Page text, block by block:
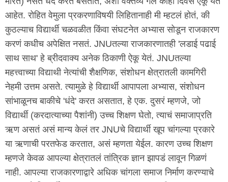
आहेत. रोहित वेमुला प्रकरणाविषयी लिहितानाही मी म्हटलं होतं, की
कुठल्याच विद्यार्थी चळवळीत किंवा संघटनेत अभ्यास सोडून राजकारण
करणं कधीच अपेक्षित नसतं. JNUतल्या राजकारणातही 'लडाई पढाई
साथ साथ' हे ब्रीदवाक्य अनेक ठिकाणी ऐकू येतं. JNUतल्या
महत्त्वाच्या विद्याथी नेत्यांची शैक्षणिक, संशोधन क्षेत्रातली कामगिरी
नेहमी उत्तम असते. त्यामुळे हे विद्यार्थी आपापला अभ्यास, संशोधन
सांभाळूनच बाकीचे 'धंदे' करत असतात, हे एक. दुसरं म्हणजे, जो
विद्यार्थी (करदात्याच्या पैशांनी) उच्च शिक्षण घेतो, त्याचं समाजाप्रति
ऋण असतं असं मान्य केलं तर JNUचे विद्यार्थी खूप चांगल्या प्रकारे
या ऋणाची परतफेड करतात, असं म्हणता येईल. कारण उच्च शिक्षण
म्हणजे केवळ आपल्या क्षेत्रातलं तांत्रिक ज्ञान झापडं लावून गिळणं
नाही. आपल्या राजकारणाद्वारे अधिक चांगला समाज निर्माण करण्याचे